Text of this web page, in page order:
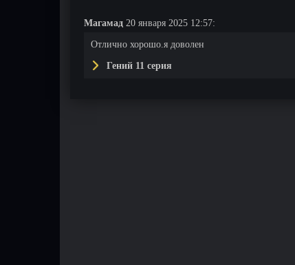
Магамад 20 января 2025 12:57:
Отлично хорошо.я доволен
Гений 11 серия